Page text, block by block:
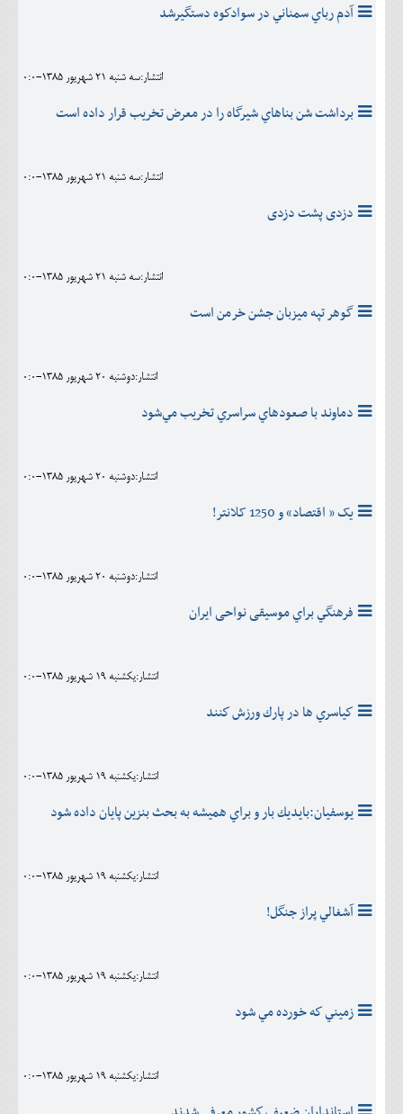
آدم رباي سمناني در سوادكوه دستگيرشد
انتشار:سه شنبه 21 شهريور 1385-0:0
برداشت شن بناهاي شيرگاه را در معرض تخريب قرار داده است
انتشار:سه شنبه 21 شهريور 1385-0:0
دزدی پشت دزدی
انتشار:سه شنبه 21 شهريور 1385-0:0
گوهر تپه ميزبان جشن خرمن است
انتشار:دوشنبه 20 شهريور 1385-0:0
دماوند با صعودهاي سراسري تخريب مي‌شود
انتشار:دوشنبه 20 شهريور 1385-0:0
یک « اقتصاد» و 1250 کلانتر!
انتشار:دوشنبه 20 شهريور 1385-0:0
فرهنگي براي موسیقی نواحی ایران
انتشار:يکشنبه 19 شهريور 1385-0:0
كياسري ها در پارك ورزش كنند
انتشار:يکشنبه 19 شهريور 1385-0:0
يوسفيان:بايديك بار و براي هميشه به بحث بنزين پايان داده شود
انتشار:يکشنبه 19 شهريور 1385-0:0
آشغالي پراز جنگل!
انتشار:يکشنبه 19 شهريور 1385-0:0
زميني كه خورده مي شود
انتشار:يکشنبه 19 شهريور 1385-0:0